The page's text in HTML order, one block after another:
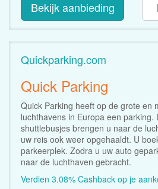
Bekijk aanbieding
Quickparking.com
Quick Parking
Quick Parking heeft op de grote en
luchthavens in Europa een parking.
shuttlebusjes brengen u naar de
uw reis ook weer opgehaaldt. U
parkeerplek. Zodra u uw auto
naar de luchthaven gebracht.
Verdien 3.08% Cashback op je